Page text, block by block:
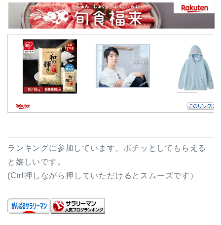
ランキングに参加しています。ポチッとしてもらえる
と嬉しいです。
(Ctrl押しながら押していただけるとスムーズです）